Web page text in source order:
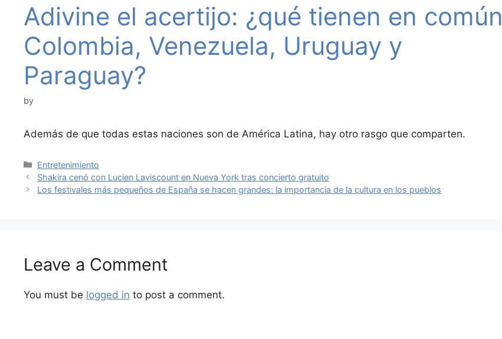
Adivine el acertijo: ¿qué tienen en común
Colombia, Venezuela, Uruguay y
Paraguay?
by
Además de que todas estas naciones son de América Latina, hay otro rasgo que comparten.
Categories
Entretenimiento
Shakira cenó con Lucien Laviscount en Nueva York tras concierto gratuito
Los festivales más pequeños de España se hacen grandes: la importancia de la cultura en los pueblos
Leave a Comment
You must be logged in to post a comment.